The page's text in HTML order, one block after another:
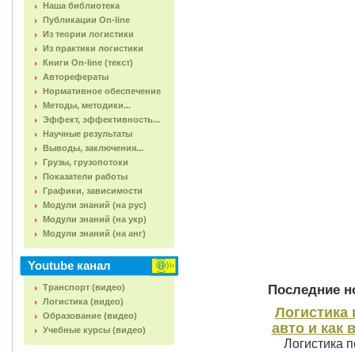
Наша библиотека
Публикации On-line
Из теории логистики
Из практики логистики
Книги On-line (текст)
Авторефераты
Нормативное обеспечение
Методы, методики...
Эффект, эффективность...
Научные результаты
Выводы, заключения...
Грузы, грузопотоки
Показатели работы
Графики, зависимости
Модули знаний (на рус)
Модули знаний (на укр)
Модули знаний (на анг)
Youtube канал
Транспорт (видео)
Логистика (видео)
Образование (видео)
Учебные курсы (видео)
Последние
Логистика
авто и как
Логистика